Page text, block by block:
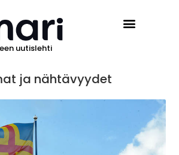
uutislehti
ja nähtävyydet